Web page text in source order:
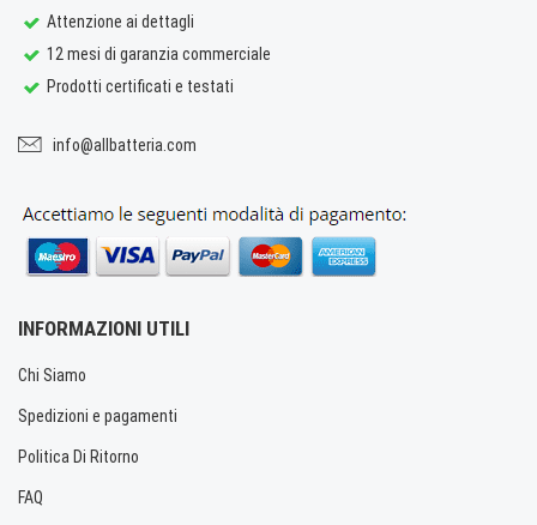
Attenzione ai dettagli
12 mesi di garanzia commerciale
Prodotti certificati e testati
info@allbatteria.com
INFORMAZIONI UTILI
Chi Siamo
Spedizioni e pagamenti
Politica Di Ritorno
FAQ